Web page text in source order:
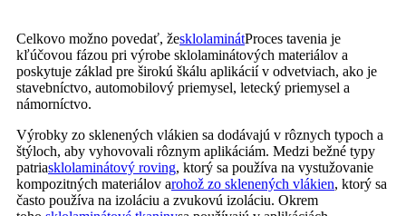
Celkovo možno povedať, žesklolaminátProces tavenia je
kľúčovou fázou pri výrobe sklolaminátových materiálov a
poskytuje základ pre širokú škálu aplikácií v odvetviach, ako je
stavebníctvo, automobilový priemysel, letecký priemysel a
námorníctvo.
Výrobky zo sklenených vlákien sa dodávajú v rôznych typoch a
štýloch, aby vyhovovali rôznym aplikáciám. Medzi bežné typy
patriasklolaminátový roving, ktorý sa používa na vystužovanie
kompozitných materiálov arohož zo sklenených vlákien, ktorý sa
často používa na izoláciu a zvukovú izoláciu. Okrem